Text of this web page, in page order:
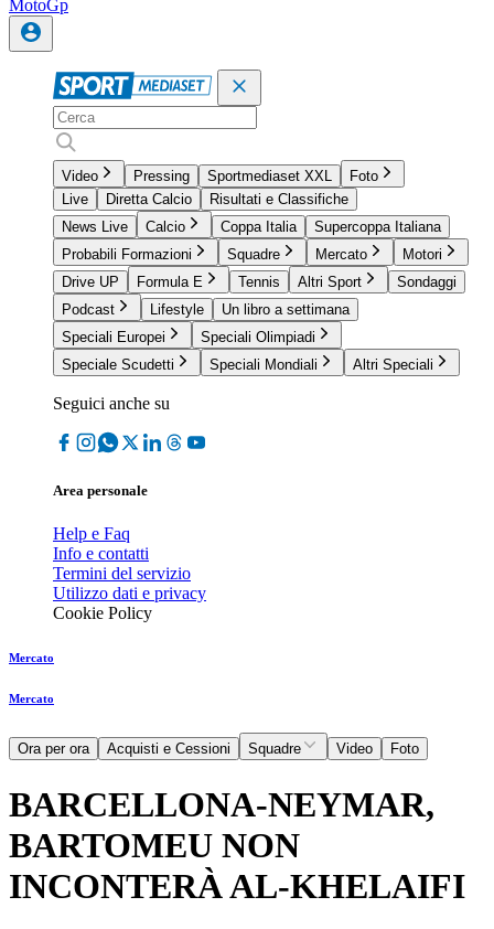
MotoGp
Video Pressing Sportmediaset XXL
Foto
Live
Diretta Calcio
Risultati e Classifiche
News Live
Calcio Coppa Italia
Supercoppa Italiana
Probabili Formazioni
Squadre Mercato
Motori
Drive UP
Formula E Tennis Altri Sport
Sondaggi
Podcast
Lifestyle
Un libro a settimana
Speciali Europei
Speciali Olimpiadi
Speciale Scudetti
Speciali Mondiali Altri Speciali
Seguici anche su
Area personale
Help e Faq
Info e contatti
Termini del servizio
Utilizzo dati e privacy
Cookie Policy
Mercato
Mercato
Ora per ora Acquisti e Cessioni Squadre Video Foto
BARCELLONA-NEYMAR,
BARTOMEU NON
INCONTERÀ AL-KHELAIFI